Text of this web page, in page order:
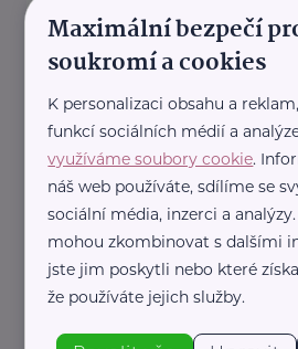
https://www.rscr.cz/
+420 222 560 136
Úřad práce České republiky
Dobrovského 1278/25 Praha 7 -
Pro výběr konkrétní
.
+420 950 180 111
Maximální bezpečí
soukromí a cookies
K personalizaci obsahu a
funkcí sociálních médií a
využíváme soubory cookie.
náš web používáte, sdílíme se
sociální média, inzerci a
mohou zkombinovat s dalšími
jste jim poskytli nebo které
že používáte jejich služby.